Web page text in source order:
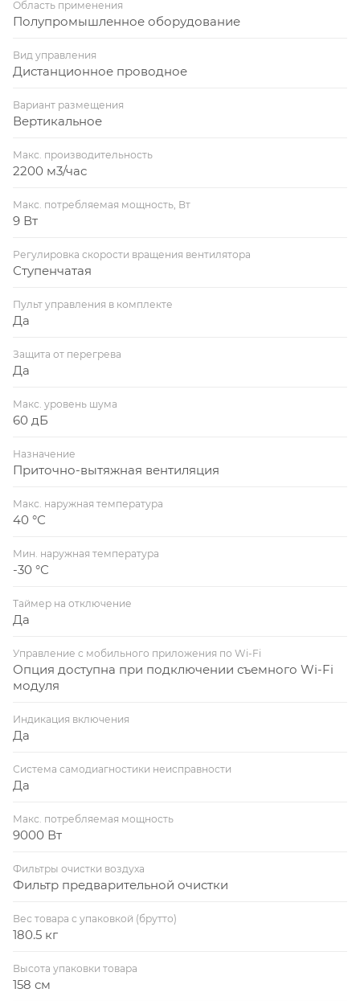
Область применения
Полупромышленное оборудование
Вид управления
Дистанционное проводное
Вариант размещения
Вертикальное
Макс. производительность
2200 м3/час
Макс. потребляемая мощность, Вт
9 Вт
Регулировка скорости вращения вентилятора
Ступенчатая
Пульт управления в комплекте
Да
Защита от перегрева
Да
Макс. уровень шума
60 дБ
Назначение
Приточно-вытяжная вентиляция
Макс. наружная температура
40 °С
Мин. наружная температура
-30 °С
Таймер на отключение
Да
Управление c мобильного приложения по Wi-Fi
Опция доступна при подключении съемного Wi-Fi
модуля
Индикация включения
Да
Система самодиагностики неисправности
Да
Макс. потребляемая мощность
9000 Вт
Фильтры очистки воздуха
Фильтр предварительной очистки
Вес товара с упаковкой (брутто)
180.5 кг
Высота упаковки товара
158 см